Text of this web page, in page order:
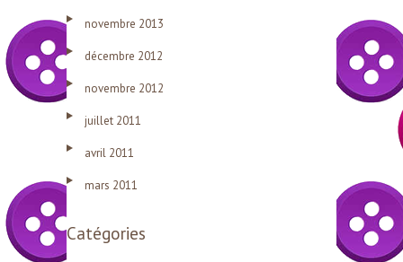
novembre 2013
décembre 2012
novembre 2012
juillet 2011
avril 2011
mars 2011
Catégories